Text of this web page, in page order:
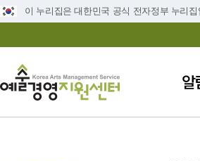
이 누리집은 대한민국 공식 전자정부 누리집